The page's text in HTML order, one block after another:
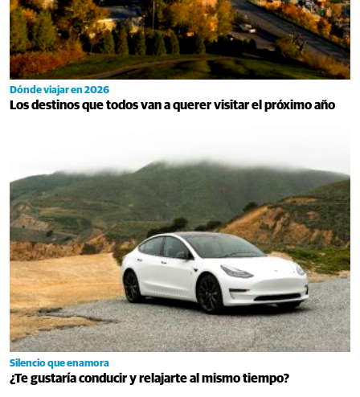
Dónde viajar en 2026
Los destinos que todos van a querer visitar el próximo año
Silencio que enamora
¿Te gustaría conducir y relajarte al mismo tiempo?